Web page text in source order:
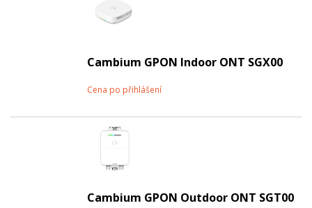
Cambium GPON Indoor ONT SGX00
Cena po přihlášení
Cambium GPON Outdoor ONT SGT00